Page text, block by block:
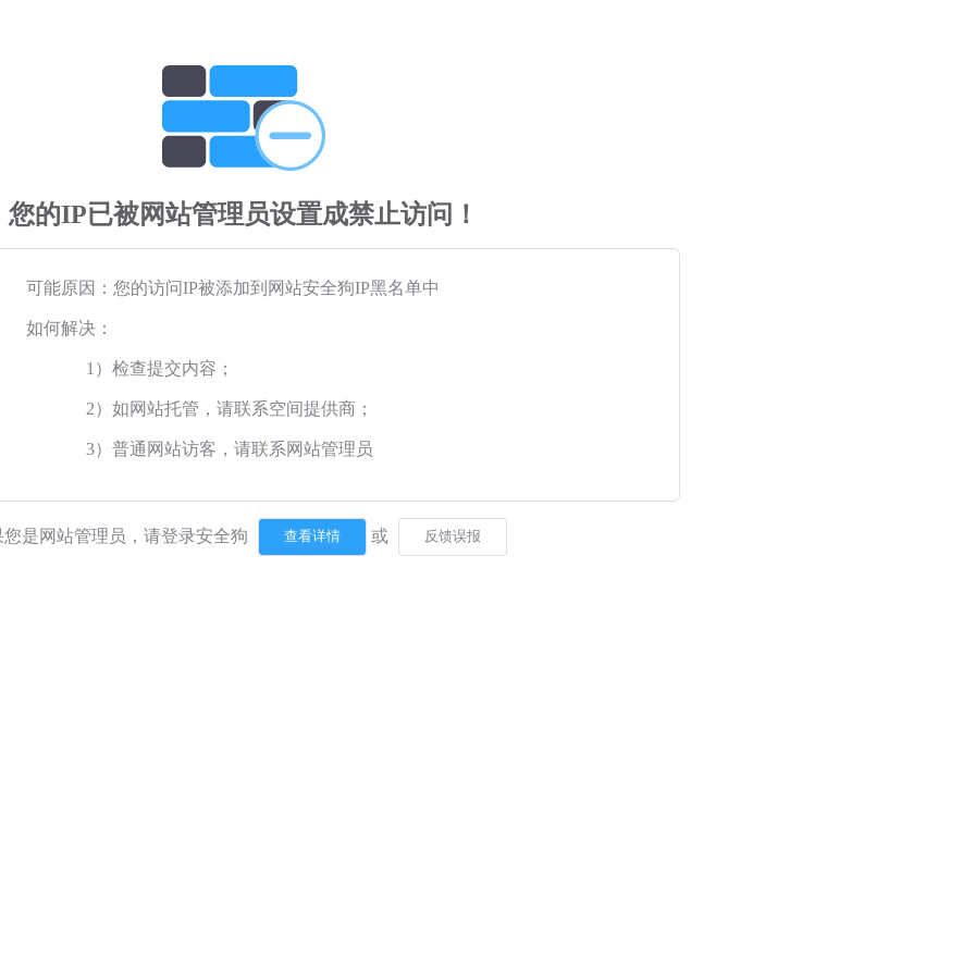
您的IP已被网站管理员设置成禁止访问！
可能原因：您的访问IP被添加到网站安全狗IP黑名单中
如何解决：
1）检查提交内容；
2）如网站托管，请联系空间提供商；
3）普通网站访客，请联系网站管理员
您是网站管理员，请登录安全狗 或